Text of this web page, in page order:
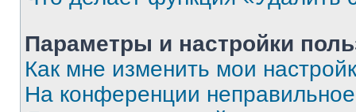
Параметры и настройки
Как мне изменить мои
На конференции